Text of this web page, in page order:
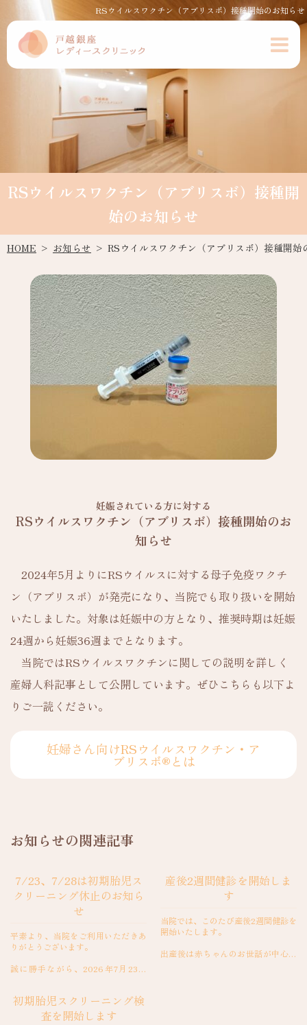
RSウイルスワクチン（アブリスボ）接種開始のお知らせ
RSウイルスワクチン（アブリスボ）接種開
始のお知らせ
HOME お知らせ RSウイルスワクチン（アブリスボ）接種開始
妊娠されている方に対する
RSウイルスワクチン（アブリスボ）接種開始のお
知らせ
2024年5月よりにRSウイルスに対する母子免疫ワクチ
ン（アブリスボ）が発売になり、当院でも取り扱いを開始
いたしました。対象は妊娠中の方となり、推奨時期は妊娠
24週から妊娠36週までとなります。
当院ではRSウイルスワクチンに関しての説明を詳しく
産婦人科記事として公開しています。ぜひこちらも以下よ
りご一読ください。
妊婦さん向けRSウイルスワクチン・ア
ブリスボ®とは
お知らせの関連記事
7/23、7/28は初期胎児ス
クリーニング休止のお知ら
せ
平素より、当院をご利用いただきあ
りがとうございます。
誠に勝手ながら、2026年7月23日
せん。初期胎児スクリーニングをご
産後2週間健診を開始しま
す
当院では、このたび産後2週間健診を
開始いたします。
出産後は赤ちゃんのお世話が中心と
初期胎児スクリーニング検
査を開始します